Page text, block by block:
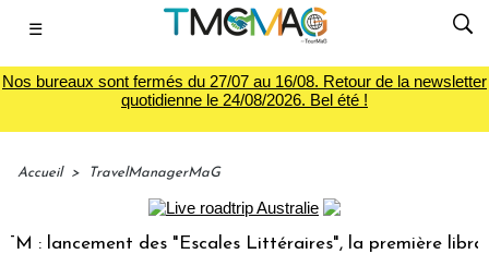
☰
Nos bureaux sont fermés du 27/07 au 16/08. Retour de la newsletter
quotidienne le 24/08/2026. Bel été !
Accueil > TravelManagerMaG
des "Escales Littéraires", la première librairie